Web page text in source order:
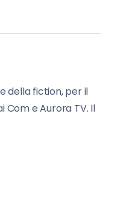
della fiction, per il
e Aurora TV. Il